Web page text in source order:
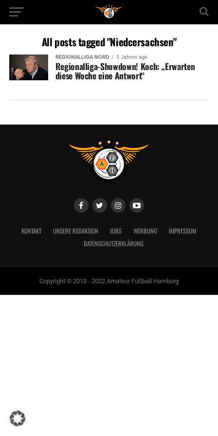
All posts tagged "Niedcersachsen"
REGIONALLIGA NORD 5 Jahren ago
Regionalliga-Showdown! Koch: „Erwarten
diese Woche eine Antwort“
KONTAKT UNSERE REDAKTION JOBS WERBUNG
IMPRESSUM
DATENSCHUTZERKLÄRUNG
Copyright © 2013 - 2022 Amateur Fußball Hamburg